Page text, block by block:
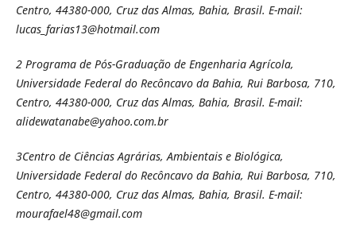
Centro, 44380-000, Cruz das Almas, Bahia, Brasil. E-mail:
lucas_farias13@hotmail.com
2 Programa de Pós-Graduação de Engenharia Agrícola,
Universidade Federal do Recôncavo da Bahia, Rui Barbosa, 710,
Centro, 44380-000, Cruz das Almas, Bahia, Brasil. E-mail:
alidewatanabe@yahoo.com.br
3Centro de Ciências Agrárias, Ambientais e Biológica,
Universidade Federal do Recôncavo da Bahia, Rui Barbosa, 710,
Centro, 44380-000, Cruz das Almas, Bahia, Brasil. E-mail:
mourafael48@gmail.com